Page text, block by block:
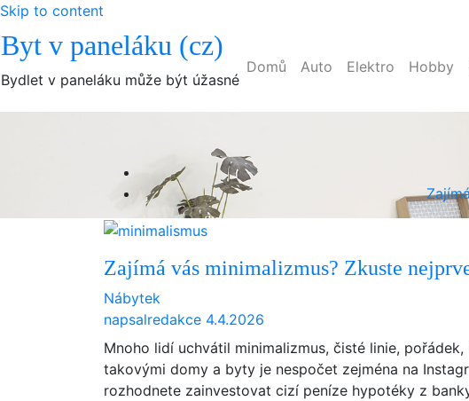
Skip to content
Byt v paneláku (cz)
Bydlet v paneláku může být úžasné
Domů Auto Elektro Hobby
Zajímá vás minimalizmus? Zkuste
Nábytek
napsalredakce 4.4.2026
Mnoho lidí uchvátil minimalizmus, čisté linie,
takovými domy a byty je nespočet zejména na
rozhodnete zainvestovat cizí peníze hypotéky z